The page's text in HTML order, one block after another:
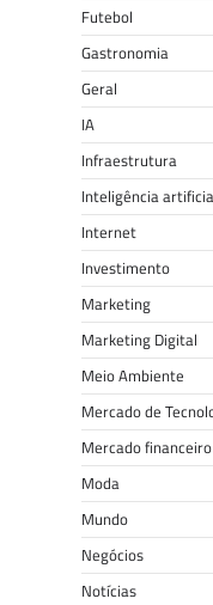
Futebol
Gastronomia
Geral
IA
Infraestrutura
Inteligência
Internet
Investimento
Marketing
Marketing Digital
Meio Ambiente
Mercado de
Mercado financeiro
Moda
Mundo
Negócios
Notícias